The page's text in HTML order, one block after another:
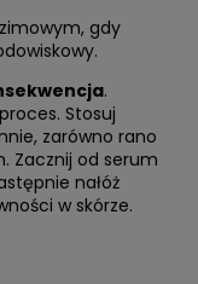
gdy
.
Stosuj
zarówno rano
Zacznij od serum
nałóż
w skórze.